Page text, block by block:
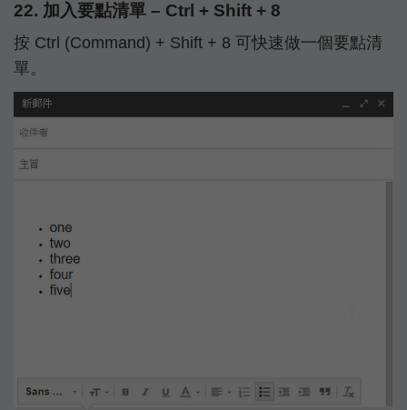
22. 加入要點清單 – Ctrl + Shift + 8
按 Ctrl (Command) + Shift + 8 可快速做一個要點清
單。